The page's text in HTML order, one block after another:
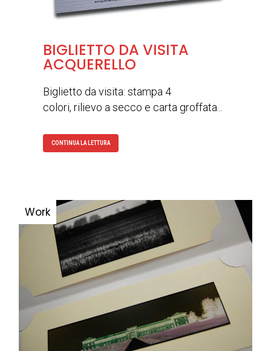
BIGLIETTO DA VISITA
ACQUERELLO
Biglietto da visita: stampa 4
colori, rilievo a secco e carta groffata...
CONTINUA LA LETTURA